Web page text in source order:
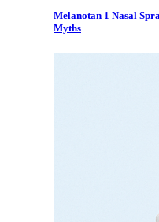
Melanotan 1 Nasal
Myths